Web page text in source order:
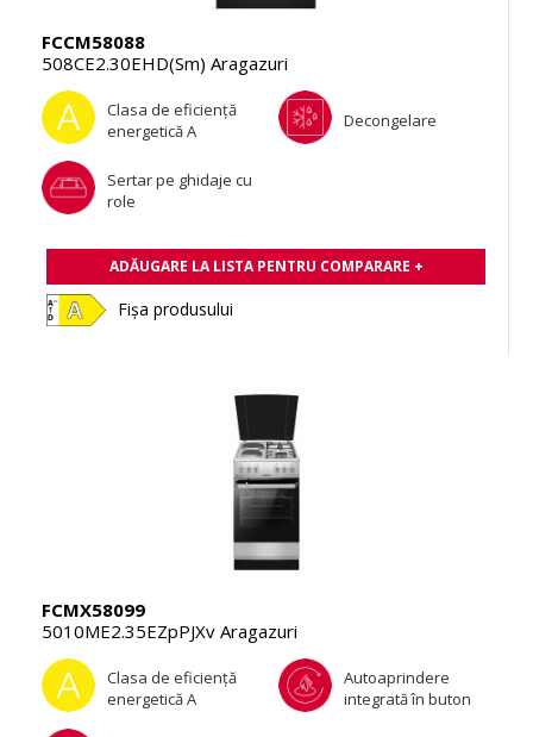
FCCM58088
508CE2.30EHD(Sm) Aragazuri
Clasa de eficienţă
energetică A
Decongelare
Sertar pe ghidaje cu
role
ADĂUGARE LA LISTA PENTRU COMPARARE +
Fișa produsului
FCMX58099
5010ME2.35EZpPJXv Aragazuri
Clasa de eficienţă
energetică A
Autoaprindere
integrată în buton